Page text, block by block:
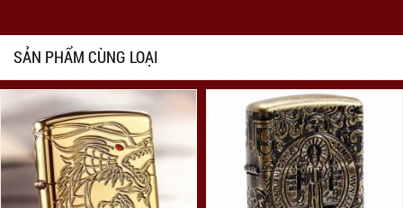
SẢN PHẨM CÙNG LOẠI